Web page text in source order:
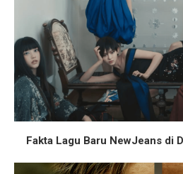
Fakta Lagu Baru NewJeans di